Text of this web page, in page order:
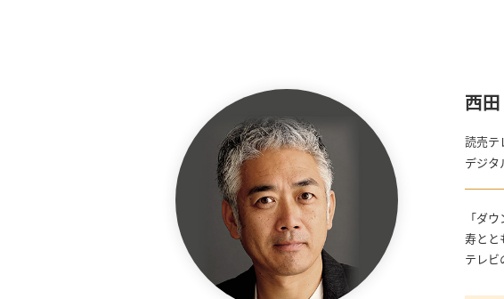
西
読売テ
デジタ
「ダ
寿とと
テレビ